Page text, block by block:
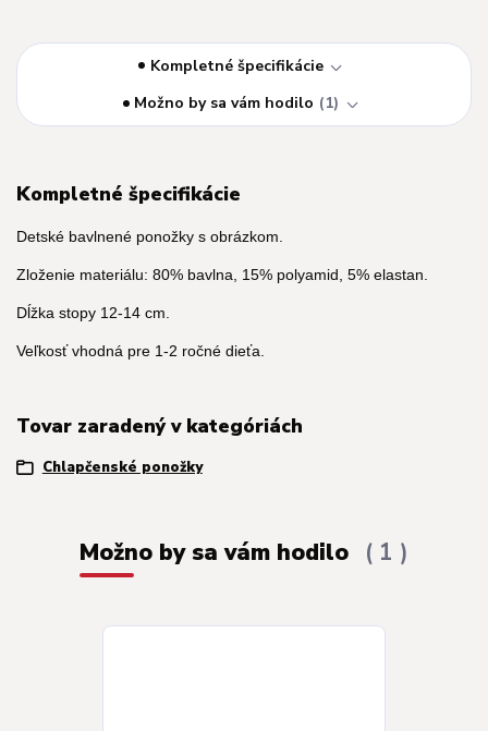
Kompletné špecifikácie
Možno by sa vám hodilo
1
Kompletné špecifikácie
Detské bavlnené ponožky s obrázkom.
Zloženie materiálu: 80% bavlna, 15% polyamid, 5% elastan.
Dĺžka stopy 12-14 cm.
Veľkosť vhodná pre 1-2 ročné dieťa.
Tovar zaradený v kategóriách
Chlapčenské ponožky
Možno by sa vám hodilo 1